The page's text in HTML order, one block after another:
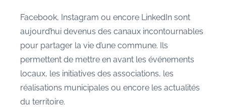
Facebook, Instagram ou encore LinkedIn sont
aujourd’hui devenus des canaux incontournables
pour partager la vie d’une commune. Ils
permettent de mettre en avant les événements
locaux, les initiatives des associations, les
réalisations municipales ou encore les actualités
du territoire.